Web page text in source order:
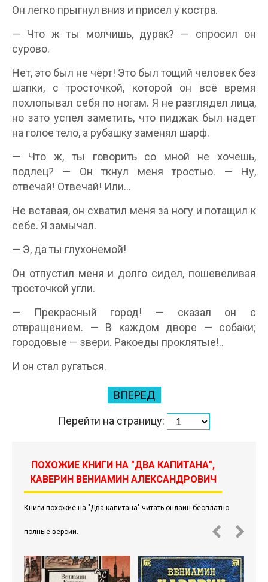
Он легко прыгнул вниз и присел у костра.
— Что ж ты молчишь, дурак? — спросил он
сурово.
Нет, это был не чёрт! Это был тощий человек без
шапки, с тросточкой, которой он всё время
похлопывал себя по ногам. Я не разглядел лица,
но зато успел заметить, что пиджак был надет
на голое тело, а рубашку заменял шарф.
— Что ж, ты говорить со мной не хочешь,
подлец? — Он ткнул меня тростью. — Ну,
отвечай! Отвечай! Или…
Не вставая, он схватил меня за ногу и потащил к
себе. Я замычал.
— Э, да ты глухонемой!
Он отпустил меня и долго сидел, пошевеливая
тросточкой угли.
— Прекрасный город! — сказал он с
отвращением. — В каждом дворе — собаки;
городовые — звери. Ракоеды проклятые!..
И он стал ругаться.
ВПЕРЕД
Перейти на страницу:
ПОХОЖИЕ КНИГИ НА "ДВА КАПИТАНА",
КАВЕРИН ВЕНИАМИН АЛЕКСАНДРОВИЧ
Книги похожие на "Два капитана" читать онлайн бесплатно
полные версии.